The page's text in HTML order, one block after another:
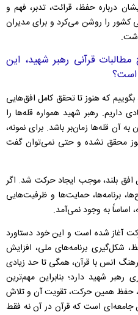
درباره حفظ، قرائت، تدبر، فهم و
کشور را روشن می‌کرد و برای مدیران
قرآنی رهبر شهید، این
است؟
که هنوز تا تحقق کامل افق‌هایی
داریم. رهبر شهید همواره قله‌ها را
قله‌ها زمان‌بر باشد. برای نمونه،
قرآن هنوز محقق نشده و حتی نمی‌توان گفت
بلند، موجب ایجاد حرکت شد. اگر
برنامه‌ها، حمایت‌ها و ظرفیت‌هایی
اساساً به وجود نمی‌آمد.
آغاز شده است و این خود دستاورد
شکل‌گیری برنامه‌های ملی، افزایش
انس با قرآن، همگی تا حد زیادی
شهید دارد؛ بنابراین مهم‌ترین
حفظ همین حرکت، تقویت آن و تلاش
جامعه‌ای است که قرآن در آن نه فقط